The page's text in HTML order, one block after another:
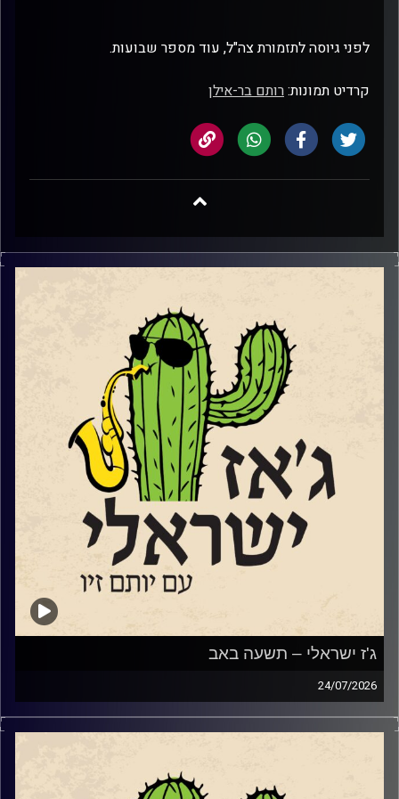
לפני גיוסה לתזמורת צה"ל, עוד מספר שבועות.
קרדיט תמונות:רותם בר-אילן
ג'ז ישראלי – תשעה באב
24/07/2026
מאז ה 7.10.2023, הביטוי שנאת אחים או שנאת חינם או סתם
אפילו סתם שנאה, מקבל משמעות אחרת. ולצערינו לרבים מידי
מפתיע, לא אצל כולם זו אהבת חינם. אבל אנחנו תוכנית קירוב